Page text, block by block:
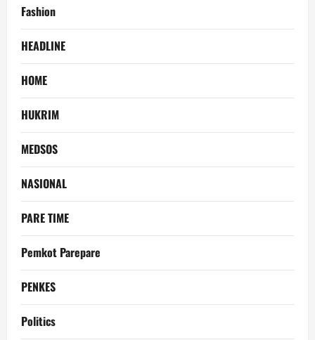
Fashion
HEADLINE
HOME
HUKRIM
MEDSOS
NASIONAL
PARE TIME
Pemkot Parepare
PENKES
Politics